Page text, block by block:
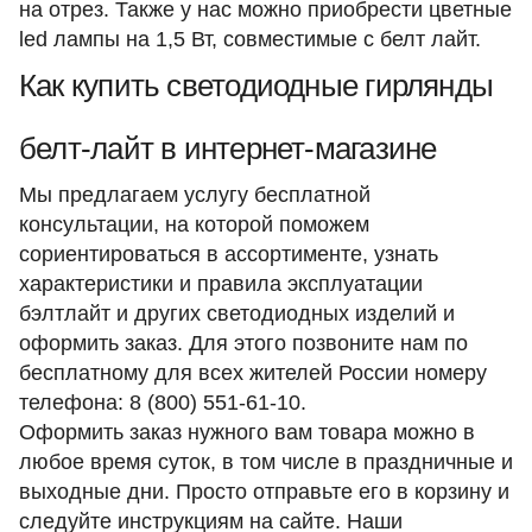
на отрез. Также у нас можно приобрести цветные
led лампы на 1,5 Вт, совместимые с белт лайт.
Как купить светодиодные гирлянды
белт-лайт в интернет-магазине
Мы предлагаем услугу бесплатной
консультации, на которой поможем
сориентироваться в ассортименте, узнать
характеристики и правила эксплуатации
бэлтлайт и других светодиодных изделий и
оформить заказ. Для этого позвоните нам по
бесплатному для всех жителей России номеру
телефона: 8 (800) 551-61-10.
Оформить заказ нужного вам товара можно в
любое время суток, в том числе в праздничные и
выходные дни. Просто отправьте его в корзину и
следуйте инструкциям на сайте. Наши